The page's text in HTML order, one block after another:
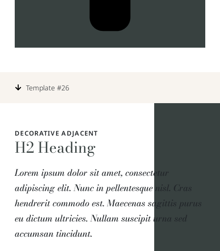
Template #26
DECORATIVE ADJACENT
H2 Heading
Lorem ipsum dolor sit amet, consectetur
adipiscing elit. Nunc in pellentesque nisl. Cras
hendrerit commodo est. Maecenas sagittis purus
eu dictum ultricies. Nullam suscipit urna sed
accumsan tincidunt.